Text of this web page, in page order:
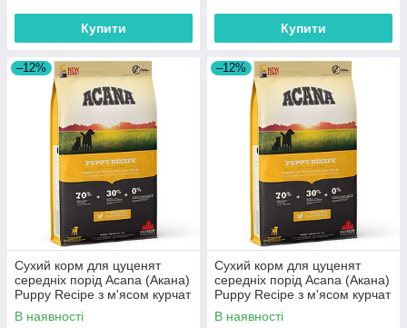
Купити Купити
–12%
Сухий корм для цуценят
середніх порід Acana (Акана)
Puppy Recipe з м'ясом курчат
11.4 кг
В наявності
–12%
Сухий корм для цуценят
середніх порід Acana (Акана)
Puppy Recipe з м'ясом курчат
17 кг
В наявності